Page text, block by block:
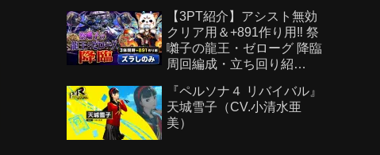
【3PT紹介】アシスト無効
クリア用＆+891作り用‼️ 祭
囃子の龍王・ゼローグ 降臨
周回編成・立ち回り紹
ドラゴンズ】
『ペルソナ４ リバイバル』
天城雪子（CV.小清水亜
美）